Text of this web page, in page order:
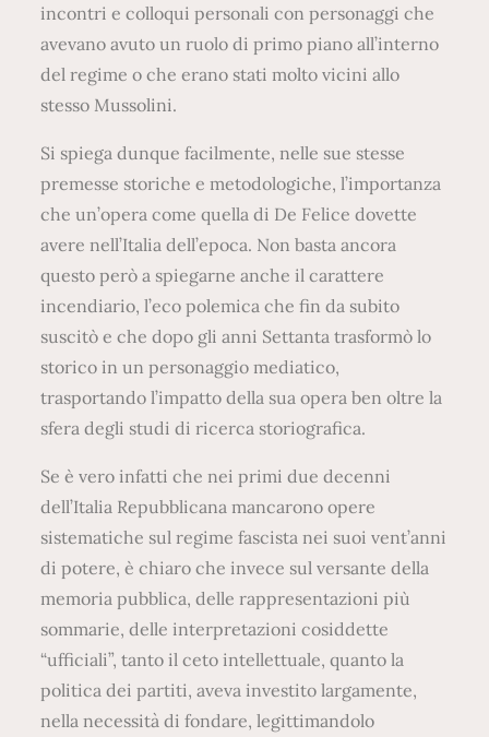
incontri e colloqui personali con personaggi che
avevano avuto un ruolo di primo piano all’interno
del regime o che erano stati molto vicini allo
stesso Mussolini.
Si spiega dunque facilmente, nelle sue stesse
premesse storiche e metodologiche, l’importanza
che un’opera come quella di De Felice dovette
avere nell’Italia dell’epoca. Non basta ancora
questo però a spiegarne anche il carattere
incendiario, l’eco polemica che fin da subito
suscitò e che dopo gli anni Settanta trasformò lo
storico in un personaggio mediatico,
trasportando l’impatto della sua opera ben oltre la
sfera degli studi di ricerca storiografica.
Se è vero infatti che nei primi due decenni
dell’Italia Repubblicana mancarono opere
sistematiche sul regime fascista nei suoi vent’anni
di potere, è chiaro che invece sul versante della
memoria pubblica, delle rappresentazioni più
sommarie, delle interpretazioni cosiddette
“ufficiali”, tanto il ceto intellettuale, quanto la
politica dei partiti, aveva investito largamente,
nella necessità di fondare, legittimandolo